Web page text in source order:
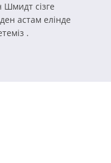
сізге
астам елінде
.